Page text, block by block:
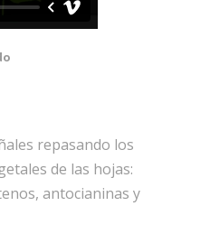
repasando los
de las hojas:
antocianinas y